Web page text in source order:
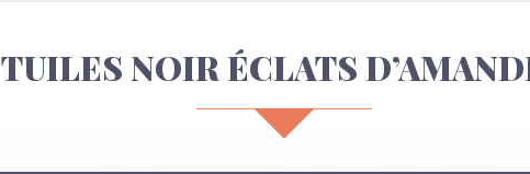
TUILES NOIR ÉCLATS